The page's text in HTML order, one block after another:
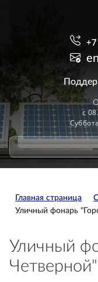
с
Главная страница
Уличный фонарь
Уличный